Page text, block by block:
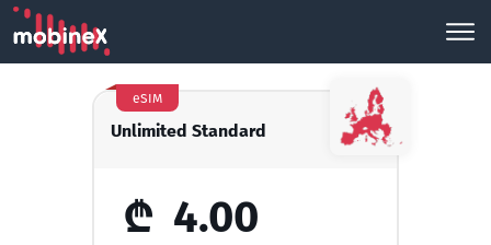
Unlimited Standard
eSIM
₾ 4.00